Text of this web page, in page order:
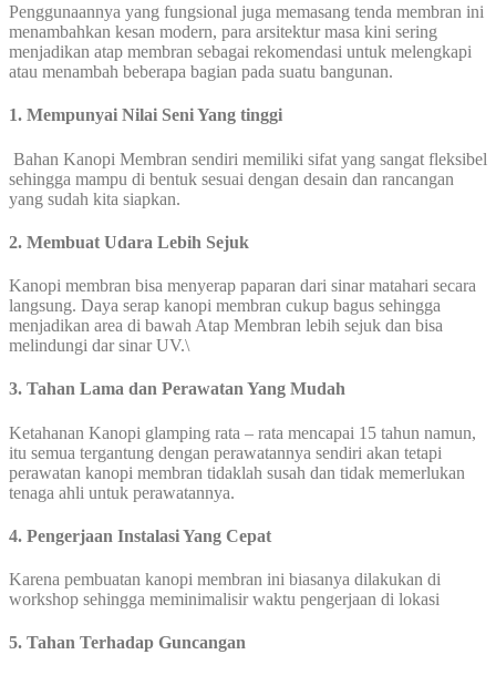
Penggunaannya yang fungsional juga memasang tenda membran ini
menambahkan kesan modern, para arsitektur masa kini sering
menjadikan atap membran sebagai rekomendasi untuk melengkapi
atau menambah beberapa bagian pada suatu bangunan.
1. Mempunyai Nilai Seni Yang tinggi
Bahan Kanopi Membran sendiri memiliki sifat yang sangat fleksibel
sehingga mampu di bentuk sesuai dengan desain dan rancangan
yang sudah kita siapkan.
2. Membuat Udara Lebih Sejuk
Kanopi membran bisa menyerap paparan dari sinar matahari secara
langsung. Daya serap kanopi membran cukup bagus sehingga
menjadikan area di bawah Atap Membran lebih sejuk dan bisa
melindungi dar sinar UV.\
3. Tahan Lama dan Perawatan Yang Mudah
Ketahanan Kanopi glamping rata – rata mencapai 15 tahun namun,
itu semua tergantung dengan perawatannya sendiri akan tetapi
perawatan kanopi membran tidaklah susah dan tidak memerlukan
tenaga ahli untuk perawatannya.
4. Pengerjaan Instalasi Yang Cepat
Karena pembuatan kanopi membran ini biasanya dilakukan di
workshop sehingga meminimalisir waktu pengerjaan di lokasi
5. Tahan Terhadap Guncangan